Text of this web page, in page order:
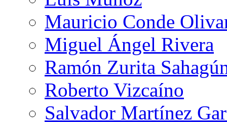
Mauricio Conde
Miguel Ángel Rivera
Ramón Zurita
Roberto Vizcaíno
Salvador Martínez